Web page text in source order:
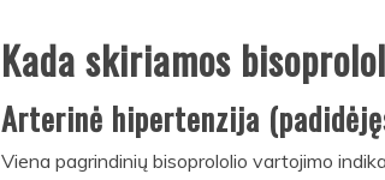
Kada skiriamos
Arterinė hipertenzija
Viena pagrindinių bisoprololio vartojimo